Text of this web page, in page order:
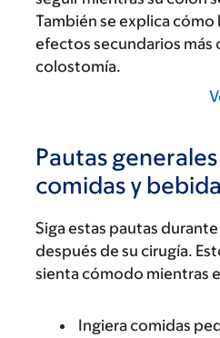
También se explica cómo
efectos secundarios más
colostomía.
Pautas
comidas y
Siga estas pautas
después de su cirugía.
sienta cómodo mientras
Ingiera comidas